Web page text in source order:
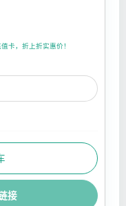
卡，折上折实惠价！
接